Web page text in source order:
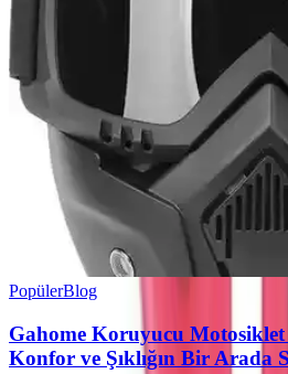
PopülerBlog
Gahome Koruyucu
Konfor ve Şıklığın Bir Arada